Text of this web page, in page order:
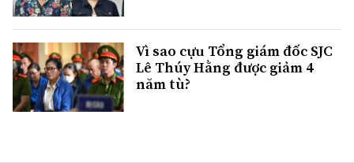
Vì sao cựu Tổng giám đốc SJC
Lê Thúy Hằng được giảm 4
năm tù?